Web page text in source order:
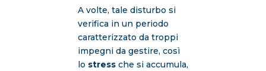
A volte, tale disturbo si
verifica in un periodo
caratterizzato da troppi
impegni da gestire, così
lo stressche si accumula,